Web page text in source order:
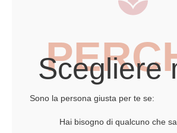
Scegliere
Sono la persona giusta per te se:
Hai bisogno di qualcuno che